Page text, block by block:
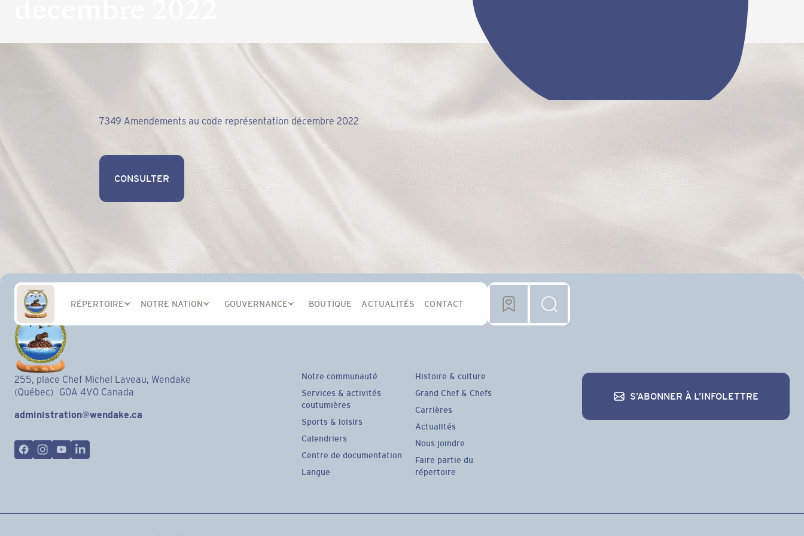
7349 Amendements au code représentation décembre 2022
CONSULTER
CONSULTER
RÉPERTOIRE NOTRE NATION GOUVERNANCE BOUTIQUE ACTUALITÉS CONTACT
255, place Chef Michel Laveau, Wendake
(Québec) G0A 4V0 Canada
administration@wendake.ca
Notre communauté
Services & activités
coutumières
Sports & loisirs
Calendriers
Centre de documentation
Langue
Histoire & culture
Grand Chef & Chefs
Carrières
Actualités
Nous joindre
Faire partie du
répertoire
S’ABONNER À L’INFOLETTRE
S’abonner à l’infolettre